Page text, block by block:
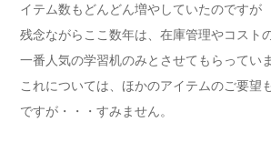
イテム数もどんどん増やしていたのですが
残念ながらここ数年は、在庫管理やコスト
一番人気の学習机のみとさせてもらっていま
これについては、ほかのアイテムのご要望
ですが・・・すみません。